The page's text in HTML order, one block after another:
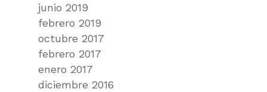
junio 2019
febrero 2019
octubre 2017
febrero 2017
enero 2017
diciembre 2016